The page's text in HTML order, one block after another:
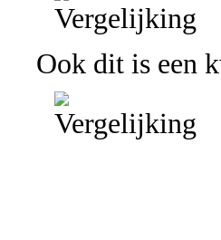
Ook dit is een